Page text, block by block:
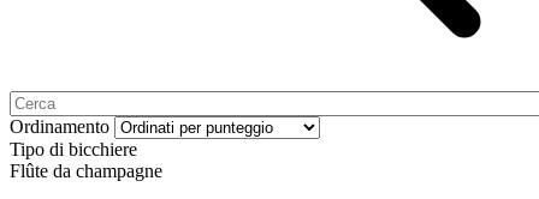
Ordinamento
Tipo di bicchiere
Flûte da champagne